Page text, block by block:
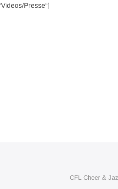
Presse“]
CFL Cheer &